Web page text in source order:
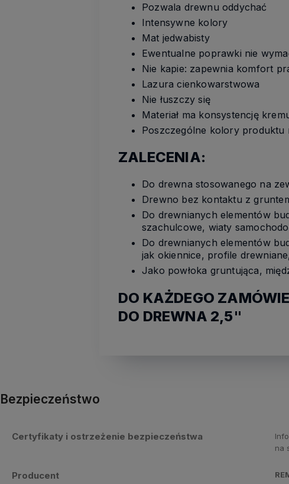
Pozwala drewnu oddychać
Intensywne kolory
Mat jedwabisty
Ewentualne poprawki nie
Nie kapie: zapewnia komfort
Lazura cienkowarstwowa
Nie łuszczy się
Materiał ma konsystencję
Poszczególne kolory produktu
ZALECENIA:
Do drewna stosowanego na
Drewno bez kontaktu z
Do drewnianych elementów
szachulcowe, wiaty
Do drewnianych elementów
jak okiennice, profile
Jako powłoka gruntująca,
DO KAŻDEGO
DO DREWNA 2,5"
Bezpieczeństwo
Certyfikaty i ostrzeżenie bezpieczeństwa
na
Producent